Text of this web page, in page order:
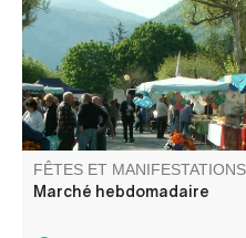
découverte et de
FÊTES ET MANIFESTATIONS
Marché hebdomadaire